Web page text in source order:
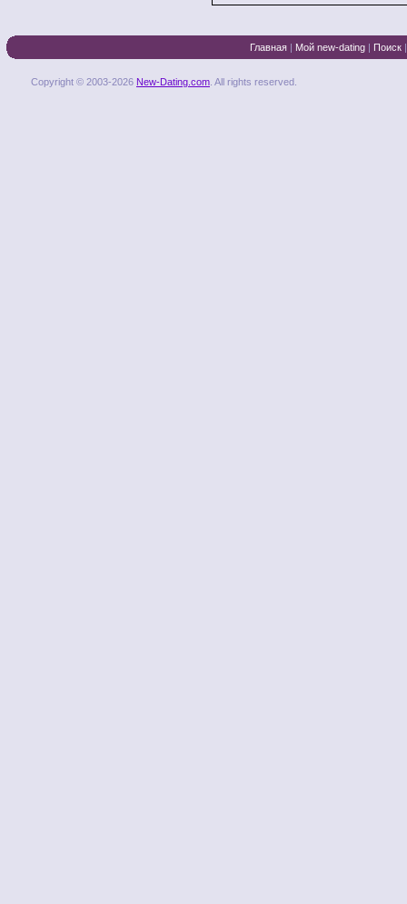
Главная | Мой new-dating | Поиск
Copyright © 2003-2026 New-Dating.com . All rights reserved.